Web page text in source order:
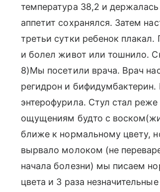
температура 38,2 и
аппетит сохранялся. Затем
третьи сутки ребенок
и болел живот или тошнило.
8)Мы посетили врача. Врач
регидрон и
энтерофурила. Стул стал
ощущениям будто с
ближе к нормальному цвету,
вырвало молоком (не
начала болезни) мы писаем
цвета и 3 раза